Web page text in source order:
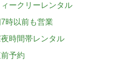
ークリーレンタル
時以前も営業
時間帯レンタル
予約